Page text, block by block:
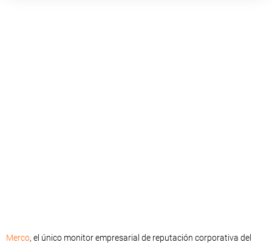
Merco, el único monitor empresarial de reputación corporativa del